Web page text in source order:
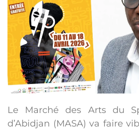
Le Marché des Arts du
d’Abidjan (MASA) va faire